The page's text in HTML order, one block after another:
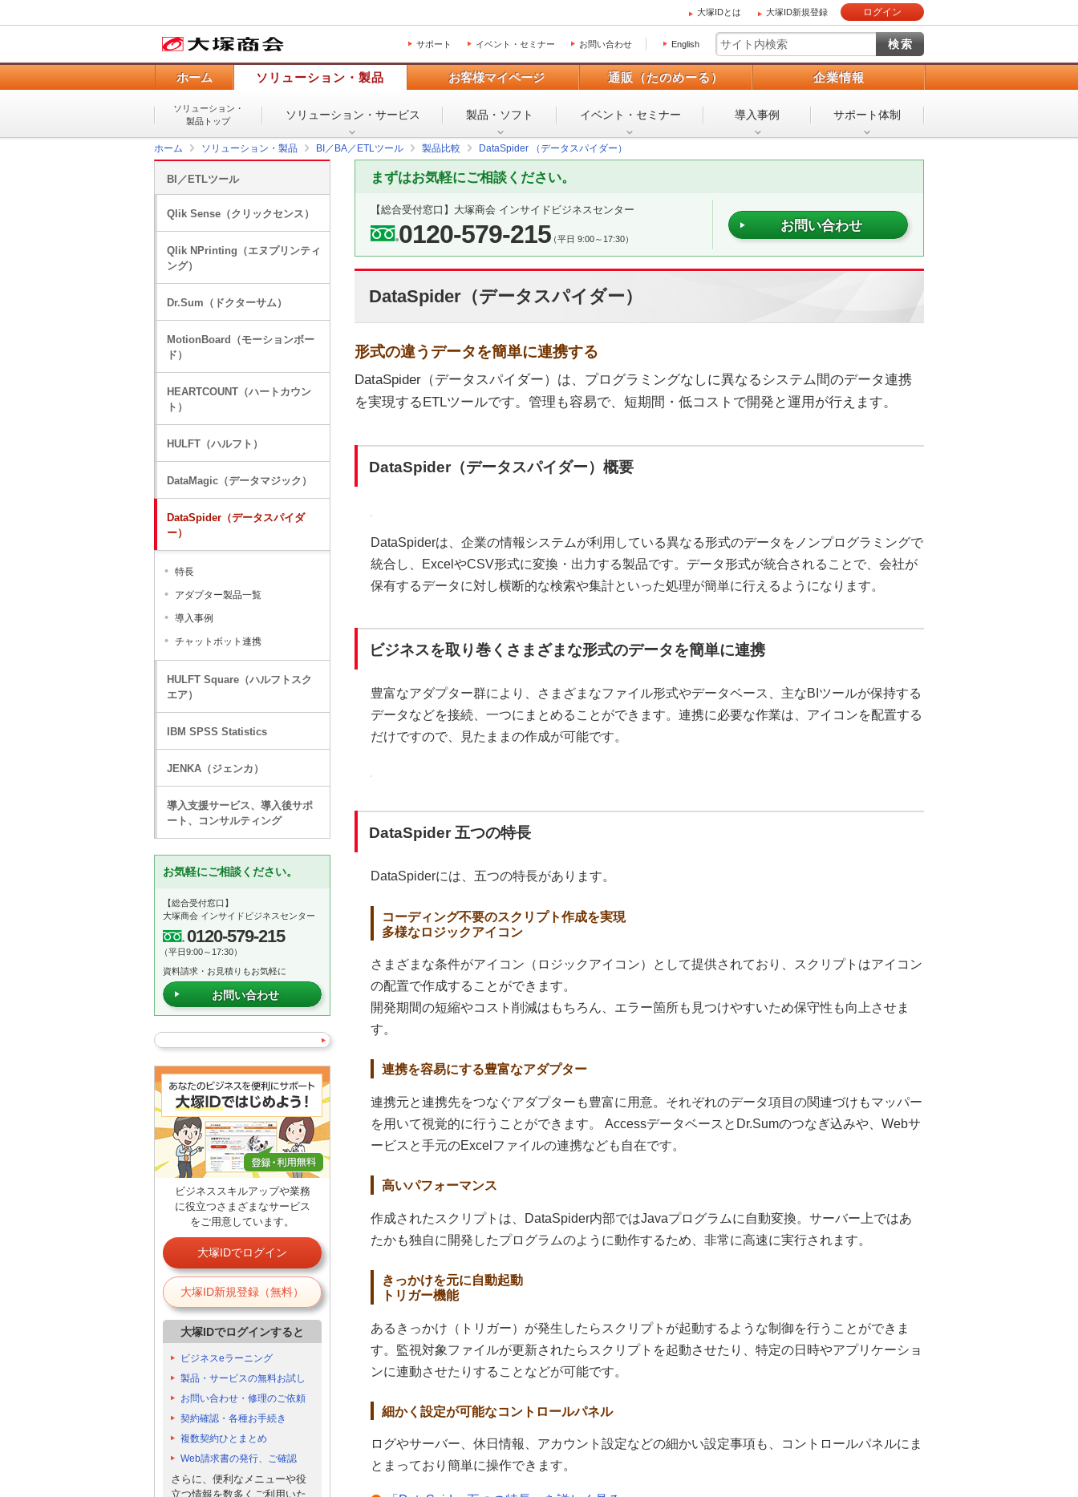
大塚IDとは 大塚ID新規登録 ログイン
サポート イベント・セミナー お問い合わせ English
ホーム ソリューション・製品 お客様マイページ 通販（たのめーる） 企業情報
ソリューション・
製品トップ
ソリューション・ サービス 製品・ソフト イベント・ セミナー 導入事例 サポート体制
ホーム ソリューション・製品 BI／BA／ETLツール 製品比較 DataSpider （データスパイダー）
まずはお気軽にご相談ください。
【総合受付窓口】 大塚商会 インサイドビジネスセンター
0120-579-215（平日 9:00～17:30）
お問い合わせ
DataSpider（データスパイダー）
形式の違うデータを簡単に連携する
DataSpider（データスパイダー）は、プログラミングなしに異なるシステム間のデータ連携
を実現するETLツールです。管理も容易で、短期間・低コストで開発と運用が行えます。
DataSpider（データスパイダー）概要
DataSpiderは、企業の情報システムが利用している異なる形式のデータをノンプログラミングで
統合し、ExcelやCSV形式に変換・出力する製品です。データ形式が統合されることで、会社が
保有するデータに対し横断的な検索や集計といった処理が簡単に行えるようになります。
ビジネスを取り巻くさまざまな形式のデータを簡単に連携
豊富なアダプター群により、さまざまなファイル形式やデータベース、主なBIツールが保持する
データなどを接続、一つにまとめることができます。連携に必要な作業は、アイコンを配置する
だけですので、見たままの作成が可能です。
DataSpider 五つの特長
DataSpiderには、五つの特長があります。
コーディング不要のスクリプト作成を実現
多様なロジックアイコン
さまざまな条件がアイコン（ロジックアイコン）として提供されており、スクリプトはアイコン
の配置で作成することができます。
開発期間の短縮やコスト削減はもちろん、エラー箇所も見つけやすいため保守性も向上させま
す。
連携を容易にする豊富なアダプター
連携元と連携先をつなぐアダプターも豊富に用意。それぞれのデータ項目の関連づけもマッパー
を用いて視覚的に行うことができます。 AccessデータベースとDr.Sumのつなぎ込みや、Webサ
ービスと手元のExcelファイルの連携なども自在です。
高いパフォーマンス
作成されたスクリプトは、DataSpider内部ではJavaプログラムに自動変換。サーバー上ではあ
たかも独自に開発したプログラムのように動作するため、非常に高速に実行されます。
きっかけを元に自動起動
トリガー機能
あるきっかけ（トリガー）が発生したらスクリプトが起動するような制御を行うことができま
す。監視対象ファイルが更新されたらスクリプトを起動させたり、特定の日時やアプリケーショ
ンに連動させたりすることなどが可能です。
細かく設定が可能なコントロールパネル
ログやサーバー、休日情報、アカウント設定などの細かい設定事項も、コントロールパネルにま
とまっており簡単に操作できます。
BI／ETLツール
Qlik Sense（クリックセンス）
Qlik NPrinting（エヌプリンティ
ング）
Dr.Sum（ドクターサム）
MotionBoard（モーションボー
ド）
HEARTCOUNT（ハートカウン
ト）
HULFT（ハルフト）
DataMagic（データマジック）
DataSpider（データスパイダ
ー）
特長
アダプター製品一覧
導入事例
チャットボット連携
HULFT Square（ハルフトスク
エア）
IBM SPSS Statistics
JENKA（ジェンカ）
導入支援サービス、導入後サポ
ート、コンサルティング
お気軽にご相談ください。
【総合受付窓口】
大塚商会 インサイドビジネスセンター
0120-579-215
（平日9:00～17:30）
資料請求・お見積りもお気軽に
お問い合わせ
ビジネススキルアップや業務
に役立つさまざまなサービス
をご用意しています。
大塚IDでログイン
大塚ID新規登録（無料）
大塚IDでログインすると
ビジネスeラーニング
製品・サービスの無料お試し
お問い合わせ・修理のご依頼
契約確認・各種お手続き
複数契約ひとまとめ
Web請求書の発行、ご確認
さらに、便利なメニューや役
立つ情報を数多くご利用いた